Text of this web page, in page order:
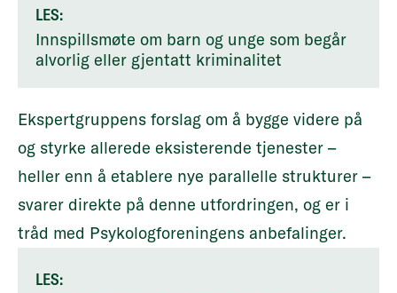
LES:
Innspillsmøte om barn og unge som begår
alvorlig eller gjentatt kriminalitet
Ekspertgruppens forslag om å bygge videre på
og styrke allerede eksisterende tjenester –
heller enn å etablere nye parallelle strukturer –
svarer direkte på denne utfordringen, og er i
tråd med Psykologforeningens anbefalinger.
LES: